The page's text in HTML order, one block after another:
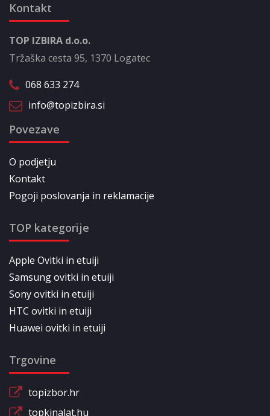
Kontakt
TOP IZBIRA d.o.o.
Tržaška cesta 95, 1370 Logatec
068 633 274
info@topizbira.si
Povezave
O podjetju
Kontakt
Pogoji poslovanja in reklamacije
TOP kategorije
Apple Ovitki in etuiji
Samsung ovitki in etuiji
Sony ovitki in etuiji
HTC ovitki in etuiji
Huawei ovitki in etuiji
Trgovine
topizbor.hr
topkinalat.hu